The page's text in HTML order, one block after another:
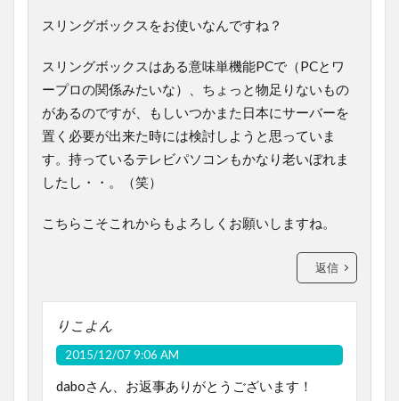
スリングボックスをお使いなんですね？
スリングボックスはある意味単機能PCで（PCとワ
ープロの関係みたいな）、ちょっと物足りないもの
があるのですが、もしいつかまた日本にサーバーを
置く必要が出来た時には検討しようと思っていま
す。持っているテレビパソコンもかなり老いぼれま
したし・・。（笑）
こちらこそこれからもよろしくお願いしますね。
返信
りこよん
2015/12/07 9:06 AM
daboさん、お返事ありがとうございます！